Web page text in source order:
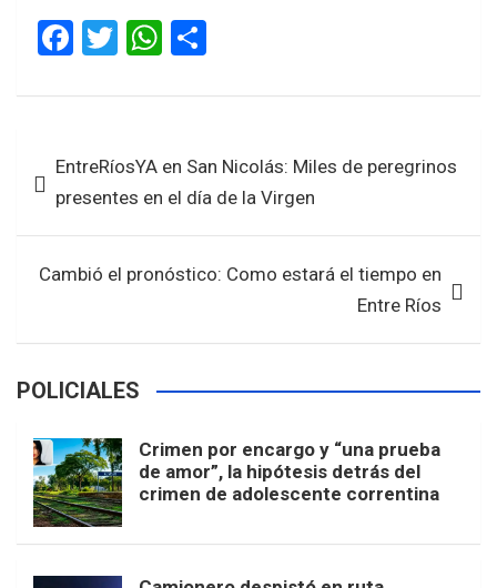
F
ce
o
o
k
T
tt
W
at
A
p
p
ar
de
entradas
EntreRíosYA en San Nicolás: Miles de peregrinos
presentes en el día de la Virgen
Cambió el pronóstico: Como estará el tiempo en
Entre Ríos
POLICIALES
Crimen por encargo y “una prueba
de amor”, la hipótesis detrás del
crimen de adolescente correntina